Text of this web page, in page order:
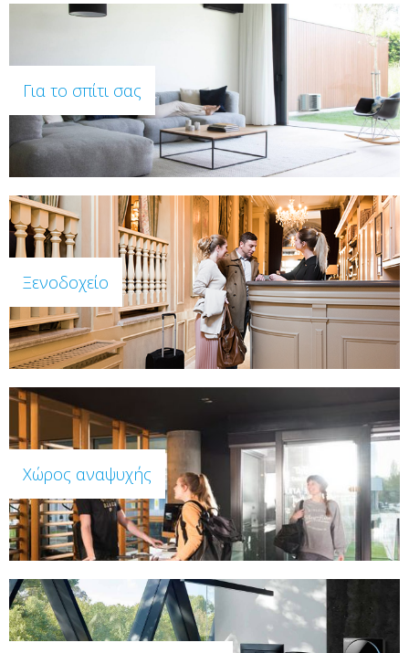
Για το σπίτι σας
Ξενοδοχείο
Χώρος αναψυχής